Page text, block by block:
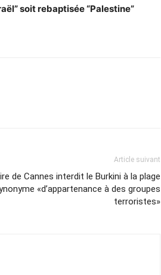
soit rebaptisée “Palestine”
Article suivant
de Cannes interdit le Burkini à la plage
«d’appartenance à des groupes
terroristes»